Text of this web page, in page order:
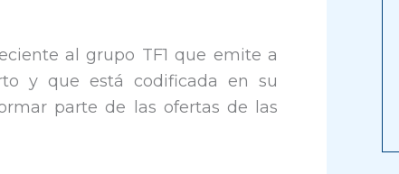
al grupo TF1 que emite a
y que está codificada en su
parte de las ofertas de las